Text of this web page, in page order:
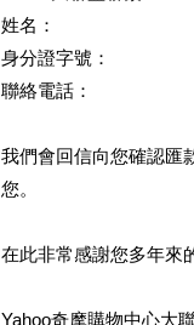
姓名：
身分證字號：
聯絡電話：
我們會回信向您確認匯
您。
在此非常感謝您多年來
Yahoo奇摩購物中心大